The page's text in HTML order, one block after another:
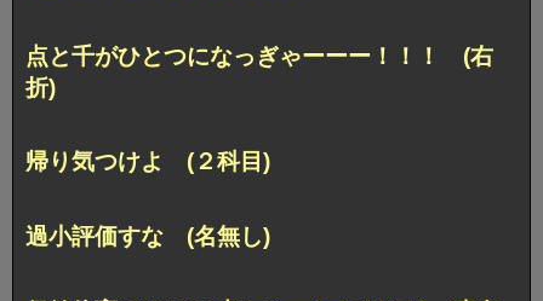
点と千がひとつになっぎゃーーー！！！ (右
折)
帰り気つけよ (２科目)
過小評価すな (名無し)